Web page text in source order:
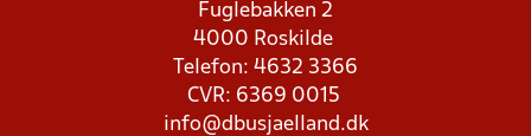
Fuglebakken 2
4000 Roskilde
Telefon: 4632 3366
CVR: 6369 0015
info@dbusjaelland.dk